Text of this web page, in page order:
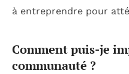
à entreprendre pour
Comment puis-je
communauté ?